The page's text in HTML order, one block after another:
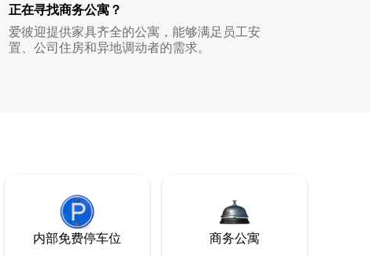
正在寻找商务公寓？
爱彼迎提供家具齐全的公寓，能够满足员工安
置、公司住房和异地调动者的需求。
内部免费停车位 商务公寓